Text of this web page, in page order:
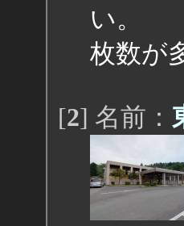
い。
枚数が
[2] 名前：